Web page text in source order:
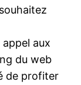
aux
du web
de profiter